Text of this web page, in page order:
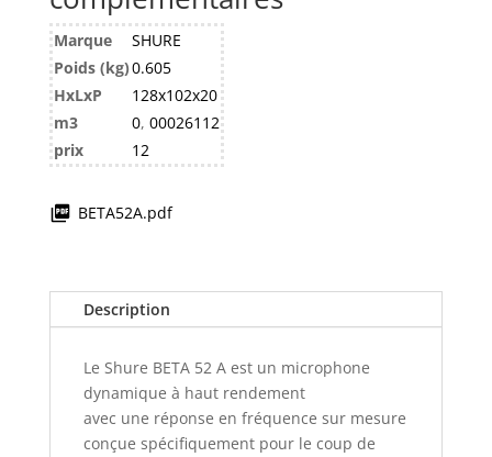
Marque
SHURE
Poids (kg)0.605
HxLxP
128x102x20
m3
0, 00026112
prix
12
BETA52A.pdf
Description
Le Shure BETA 52 A est un microphone
dynamique à haut rendement
avec une réponse en fréquence sur mesure
conçue spécifiquement pour le coup de